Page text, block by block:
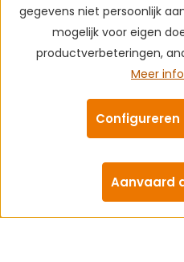
gegevens niet persoonlijk
mogelijk voor eigen
productverbeteringen,
Meer
Configureren
Aanvaard